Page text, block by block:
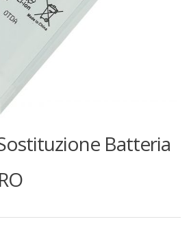
Batteria